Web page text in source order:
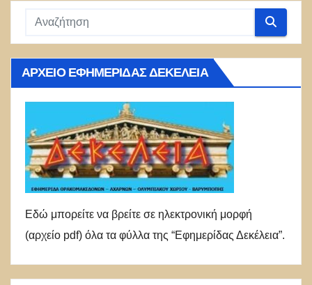
ΑΡΧΕΊΟ ΕΦΗΜΕΡΊΔΑΣ ΔΕΚΈΛΕΙΑ
Εδώ μπορείτε να βρείτε σε ηλεκτρονική μορφή
(αρχείο pdf) όλα τα φύλλα της “Εφημερίδας Δεκέλεια”.